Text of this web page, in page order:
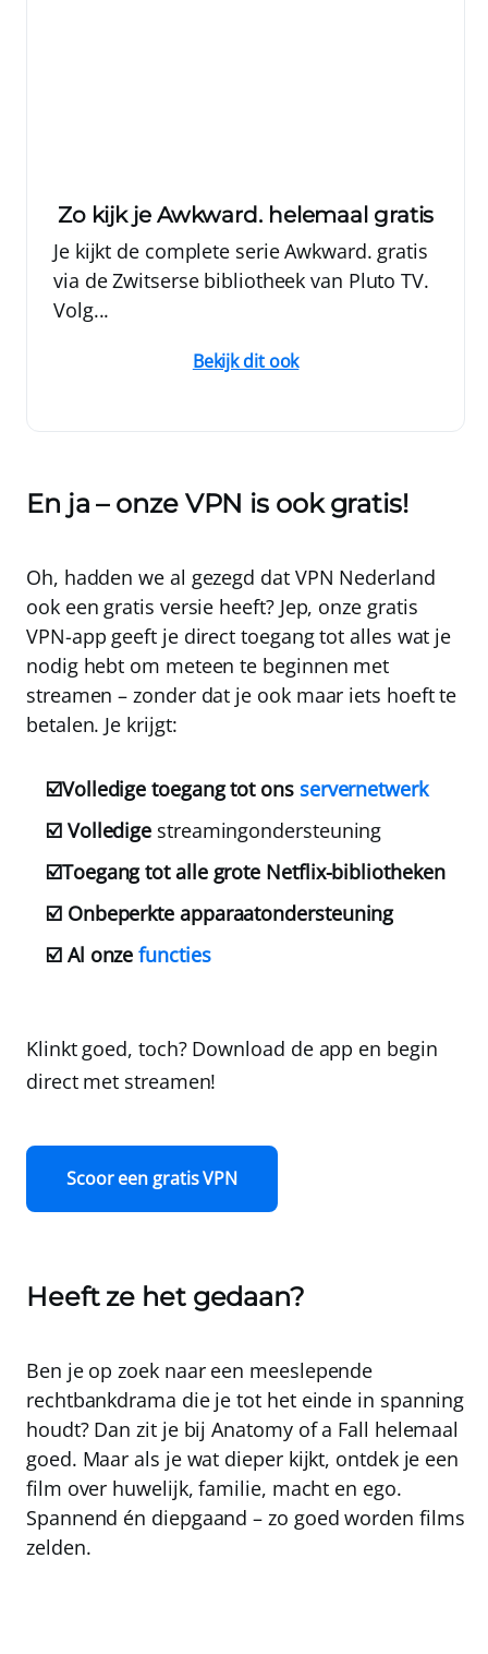
Zo kijk je Awkward. helemaal gratis
Je kijkt de complete serie Awkward. gratis
via de Zwitserse bibliotheek van Pluto TV.
Volg...
Bekijk dit ook
En ja – onze VPN is ook gratis!
Oh, hadden we al gezegd dat VPN Nederland
ook een gratis versie heeft? Jep, onze gratis
VPN-app geeft je direct toegang tot alles wat je
nodig hebt om meteen te beginnen met
streamen – zonder dat je ook maar iets hoeft te
betalen. Je krijgt:
☑️Volledige toegang tot ons servernetwerk
☑️ Volledige streamingondersteuning
☑️Toegang tot alle grote Netflix-bibliotheken
☑️ Onbeperkte apparaatondersteuning
☑️ Al onzefuncties
Klinkt goed, toch? Download de app en begin
direct met streamen!
Scoor een gratis VPN
Heeft ze het gedaan?
Ben je op zoek naar een meeslepende
rechtbankdrama die je tot het einde in spanning
houdt? Dan zit je bij Anatomy of a Fall helemaal
goed. Maar als je wat dieper kijkt, ontdek je een
film over huwelijk, familie, macht en ego.
Spannend én diepgaand – zo goed worden films
zelden.